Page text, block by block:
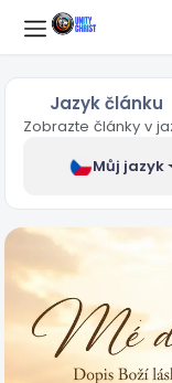
Jazyk článku
Zobrazte články v
Můj jazyk